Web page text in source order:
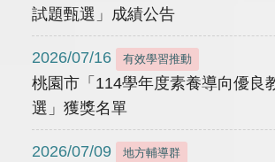
試題甄選」成績公告
2026/07/16 有效學習推動
桃園市「114學年度素養導向優良
選」獲獎名單
2026/07/09 地方輔導群